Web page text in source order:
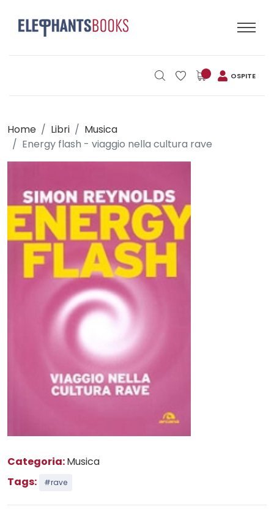
OSPITE
Home Libri
Musica
Energy flash - viaggio nella cultura rave
Categoria:Musica
Tags:
#rave